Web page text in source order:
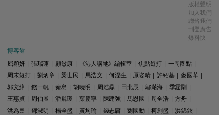
版權聲明
加入我們
聯絡我們
刊登廣告
爆料快
博客館
屈穎妍 | 張瑞蓮 | 顧敏康 | 《港人講地》編輯室 | 焦點短打 | 一周圈點 |
周末短打 | 劉炳章 | 梁世民 | 馬浩文 | 何濼生 | 原姿晴 | 許紹基 | 麥國華 |
郭文緯 | 錢一帆 | 秦島 | 胡曉明 | 周浩鼎 | 田北辰 | 鄔滿海 | 季霆剛 |
王惠貞 | 周伯展 | 潘麗瓊 | 葉慶寧 | 陳建強 | 馬恩國 | 周全浩 | 方舟 |
洪為民 | 鄧淑明 | 楊全盛 | 黃均瑜 | 錢志庸 | 劉國勳 | 柯創盛 | 洪錦鉉 |